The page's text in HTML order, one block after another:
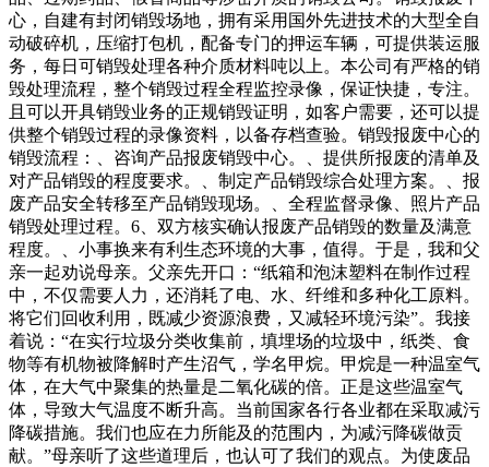
心，自建有封闭销毁场地，拥有采用国外先进技术的大型全自
动破碎机，压缩打包机，配备专门的押运车辆，可提供装运服
务，每日可销毁处理各种介质材料吨以上。本公司有严格的销
毁处理流程，整个销毁过程全程监控录像，保证快捷，专注。
且可以开具销毁业务的正规销毁证明，如客户需要，还可以提
供整个销毁过程的录像资料，以备存档查验。销毁报废中心的
销毁流程：、咨询产品报废销毁中心。、提供所报废的清单及
对产品销毁的程度要求。、制定产品销毁综合处理方案。、报
废产品安全转移至产品销毁现场。、全程监督录像、照片产品
销毁处理过程。6、双方核实确认报废产品销毁的数量及满意
程度。、小事换来有利生态环境的大事，值得。于是，我和父
亲一起劝说母亲。父亲先开口：“纸箱和泡沫塑料在制作过程
中，不仅需要人力，还消耗了电、水、纤维和多种化工原料。
将它们回收利用，既减少资源浪费，又减轻环境污染”。我接
着说：“在实行垃圾分类收集前，填埋场的垃圾中，纸类、食
物等有机物被降解时产生沼气，学名甲烷。甲烷是一种温室气
体，在大气中聚集的热量是二氧化碳的倍。正是这些温室气
体，导致大气温度不断升高。当前国家各行各业都在采取减污
降碳措施。我们也应在力所能及的范围内，为减污降碳做贡
献。”母亲听了这些道理后，也认可了我们的观点。为使废品